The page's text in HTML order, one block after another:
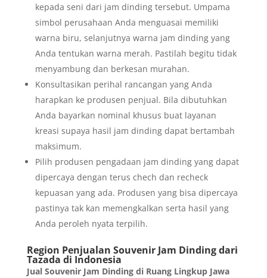
kepada seni dari jam dinding tersebut. Umpama
simbol perusahaan Anda menguasai memiliki
warna biru, selanjutnya warna jam dinding yang
Anda tentukan warna merah. Pastilah begitu tidak
menyambung dan berkesan murahan.
Konsultasikan perihal rancangan yang Anda
harapkan ke produsen penjual. Bila dibutuhkan
Anda bayarkan nominal khusus buat layanan
kreasi supaya hasil jam dinding dapat bertambah
maksimum.
Pilih produsen pengadaan jam dinding yang dapat
dipercaya dengan terus chech dan recheck
kepuasan yang ada. Produsen yang bisa dipercaya
pastinya tak kan memengkalkan serta hasil yang
Anda peroleh nyata terpilih.
Region Penjualan Souvenir Jam Dinding dari
Tazada di Indonesia
Jual Souvenir Jam Dinding di Ruang Lingkup Jawa